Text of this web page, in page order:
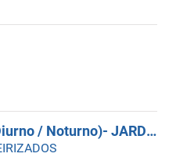
Controlador De Acesso - (Diurno / Noturno)- JARDIM MARIA ESTELA